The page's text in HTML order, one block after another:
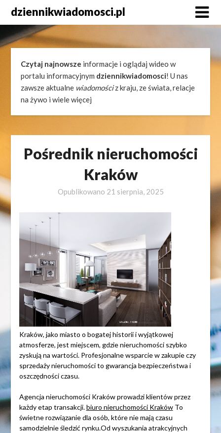
content
dziennikwiadomosci.pl
Czytaj najnowsze informacje i oglądaj wideo w
portalu informacyjnym dziennikwiadomosci! U nas
zawsze aktualne wiadomościz kraju, ze świata, relacje
na żywo i wiele więcej
Pośrednik nieruchomości
Kraków
Opublikowano 21 sierpnia, 2025
Kraków, jako miasto o bogatej historii i wyjątkowej
atmosferze, jest miejscem, gdzie nieruchomości szybko
zyskują na wartości. Profesjonalne wsparcie w zakupie czy
sprzedaży nieruchomości to gwarancja bezpieczeństwa i
oszczędności czasu.
Agencja nieruchomości Kraków prowadzi klientów przez
każdy etap transakcji.biuro nieruchomości KrakówTo
świetne rozwiązanie dla osób, które nie mają czasu
samodzielnie śledzić rynku.Od wyszukania atrakcyjnych